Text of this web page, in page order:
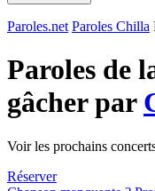
Paroles.net Paroles Chilla
Paroles de
gâcher par
Voir les prochains
Réserver